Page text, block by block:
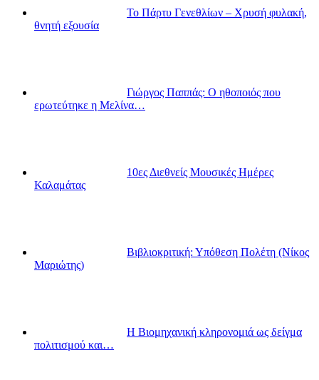
Το Πάρτυ Γενεθλίων – Χρυσή φυλακή,
θνητή εξουσία
Γιώργος Παππάς: Ο ηθοποιός που
ερωτεύτηκε η Μελίνα…
10ες Διεθνείς Μουσικές Ημέρες
Καλαμάτας
Βιβλιοκριτική: Υπόθεση Πολέτη (Νίκος
Μαριώτης)
Η Βιομηχανική κληρονομιά ως δείγμα
πολιτισμού και…